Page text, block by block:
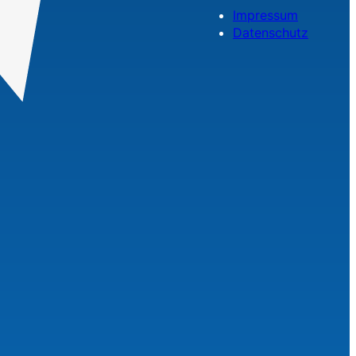
Impressum
Datenschutz